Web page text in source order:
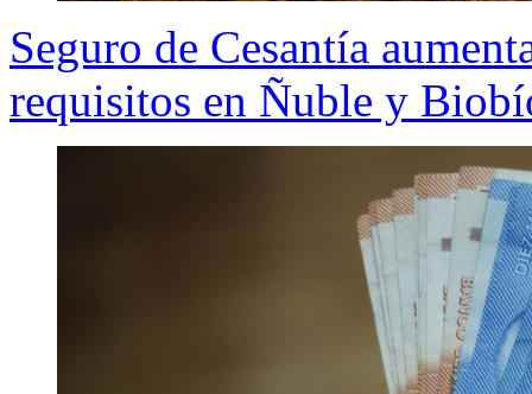
Seguro de Cesantía
requisitos en Ñuble y